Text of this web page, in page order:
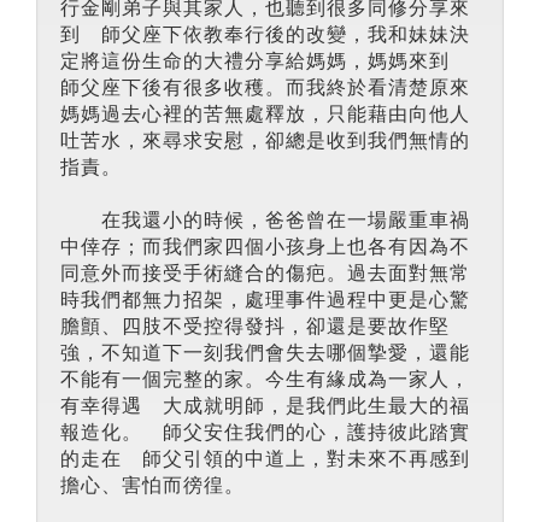
行金剛弟子與其家人，也聽到很多同修分享來
到 師父座下依教奉行後的改變，我和妹妹決
定將這份生命的大禮分享給媽媽，媽媽來到
師父座下後有很多收穫。而我終於看清楚原來
媽媽過去心裡的苦無處釋放，只能藉由向他人
吐苦水，來尋求安慰，卻總是收到我們無情的
指責。
在我還小的時候，爸爸曾在一場嚴重車禍
中倖存；而我們家四個小孩身上也各有因為不
同意外而接受手術縫合的傷疤。過去面對無常
時我們都無力招架，處理事件過程中更是心驚
膽顫、四肢不受控得發抖，卻還是要故作堅
強，不知道下一刻我們會失去哪個摯愛，還能
不能有一個完整的家。今生有緣成為一家人，
有幸得遇 大成就明師，是我們此生最大的福
報造化。 師父安住我們的心，護持彼此踏實
的走在 師父引領的中道上，對未來不再感到
擔心、害怕而徬徨。